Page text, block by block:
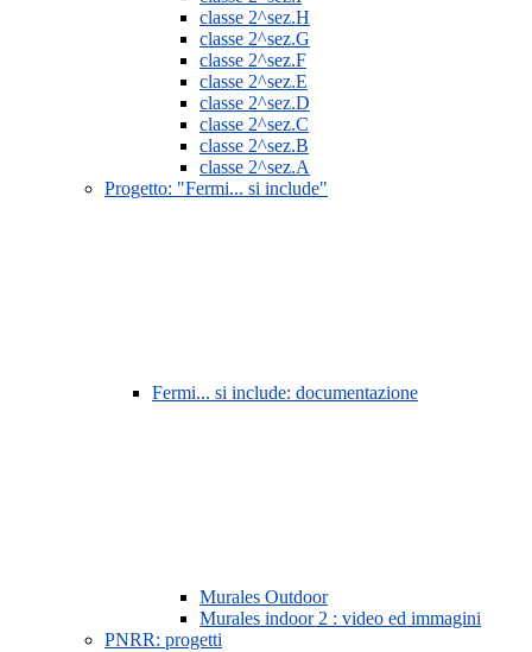
classe 2^sez.H
classe 2^sez.G
classe 2^sez.F
classe 2^sez.E
classe 2^sez.D
classe 2^sez.C
classe 2^sez.B
classe 2^sez.A
Progetto: "Fermi... si include"
Fermi... si include: documentazione
Murales Outdoor
Murales indoor 2 : video ed immagini
PNRR: progetti